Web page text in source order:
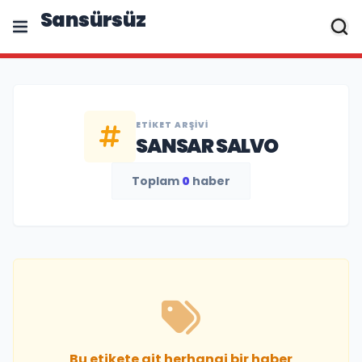
Sansürsüz
ETIKET ARŞIVI
SANSAR SALVO
Toplam 0 haber